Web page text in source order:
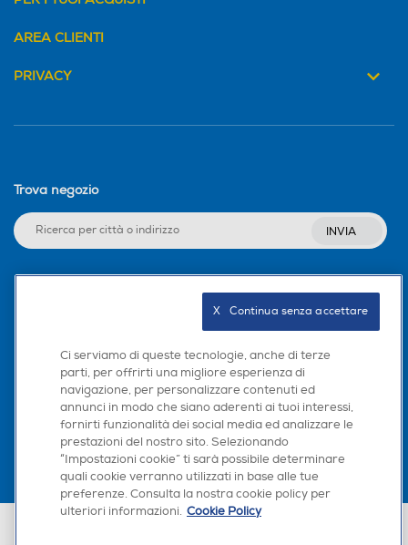
AREA CLIENTI
PRIVACY
Trova negozio
INVIA
Scarica la nostra app
Ci serviamo di queste tecnologie, anche di terze
parti, per offrirti una migliore esperienza di
navigazione, per personalizzare contenuti ed
annunci in modo che siano aderenti ai tuoi interessi,
fornirti funzionalità dei social media ed analizzare le
prestazioni del nostro sito. Selezionando
“Impostazioni cookie” ti sarà possibile determinare
quali cookie verranno utilizzati in base alle tue
preferenze. Consulta la nostra cookie policy per
ulteriori informazioni. Cookie Policy
X   Continua senza accettare